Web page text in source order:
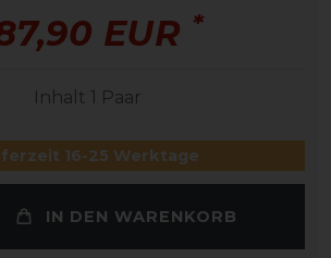
EUR *
Inhalt 1 Paar
16-25 Werktage
IN DEN WARENKORB